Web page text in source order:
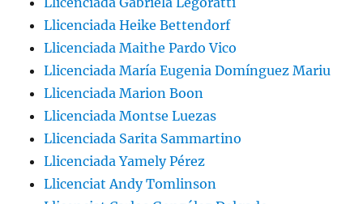
Llicenciada Heike Bettendorf
Llicenciada Maithe Pardo Vico
Llicenciada María Eugenia Domínguez Mariu
Llicenciada Marion Boon
Llicenciada Montse Luezas
Llicenciada Sarita Sammartino
Llicenciada Yamely Pérez
Llicenciat Andy Tomlinson